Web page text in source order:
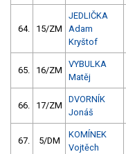
64. 15/ZM
JEDLIČKA
Adam
Kryštof
65. 16/ZM
VYBULKA
Matěj
66. 17/ZM
DVORNÍK
Jonáš
67. 5/DM
KOMÍNEK
Vojtěch